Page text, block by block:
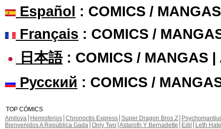
Español : COMICS /
Français : COMICS /
日本語: COMICS / MANGAS |
Русский : COMICS /
TOP CÓMICS
Amilova
Hemisferios Chronoctis Express Super Dragon Bros Z
Bienvenidos A República Gada Only Two Astaroth Y Bernadette Edil
Leth Hate